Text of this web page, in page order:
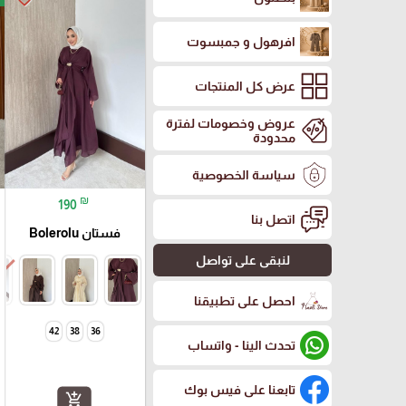
افرهول و جمبسوت
عرض كل المنتجات
عروض وخصومات لفترة
محدودة
سياسة الخصوصية
اتصل بنا
لنبقى على تواصل
احصل على تطبيقنا
تحدث الينا - واتساب
تابعنا على فيس بوك
190 ₪
فستان Bolerolu
36
38
42
add_shopping_cart